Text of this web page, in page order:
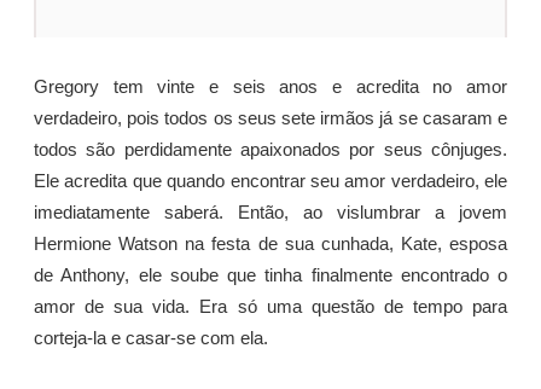
Gregory tem vinte e seis anos e acredita no amor
verdadeiro, pois todos os seus sete irmãos já se casaram e
todos são perdidamente apaixonados por seus cônjuges.
Ele acredita que quando encontrar seu amor verdadeiro, ele
imediatamente saberá. Então, ao vislumbrar a jovem
Hermione Watson na festa de sua cunhada, Kate, esposa
de Anthony, ele soube que tinha finalmente encontrado o
amor de sua vida. Era só uma questão de tempo para
corteja-la e casar-se com ela.